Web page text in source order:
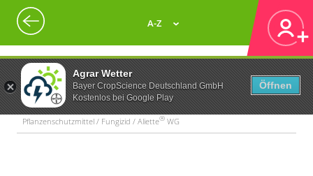
Agrar Wetter
Bayer CropScience Deutschland GmbH
Kostenlos bei Google Play
Öffnen
A-Z
Pflanzenschutzmittel / Fungizid / Aliette® WG